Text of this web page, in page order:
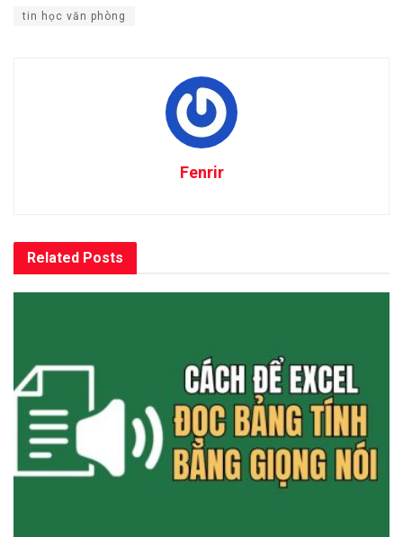
tin học văn phòng
Fenrir
Related Posts